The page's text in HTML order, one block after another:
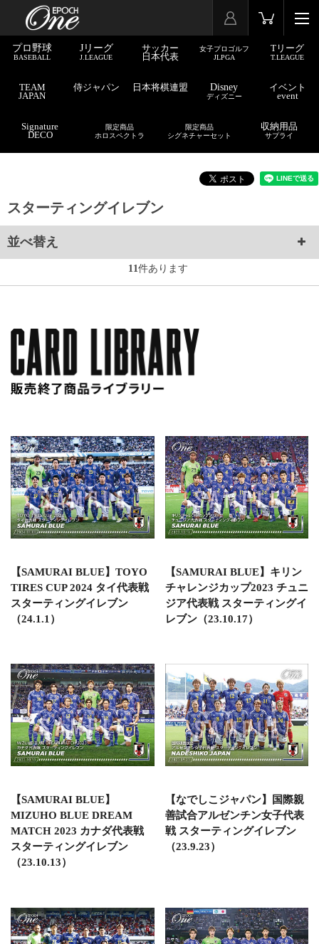
プロ野球
BASEBALL
Jリーグ
J.LEAGUE
サッカー
日本代表
女子プロゴルフ
JLPGA
Tリーグ
T.LEAGUE
TEAM
JAPAN
侍ジャパン 日本将棋連盟 Disney
ディズニー
イベント
event
Signature
DECO
限定商品
ホロスペクトラ
限定商品
シグネチャーセット
収納用品
サプライ
スターティングイレブン
並べ替え
11件あります
【SAMURAI BLUE】TOYO
TIRES CUP 2024 タイ代表戦
スターティングイレブン
（24.1.1）
【SAMURAI BLUE】キリン
チャレンジカップ2023 チュニ
ジア代表戦 スターティングイ
レブン（23.10.17）
【SAMURAI BLUE】
MIZUHO BLUE DREAM
MATCH 2023 カナダ代表戦
スターティングイレブン
（23.10.13）
【なでしこジャパン】国際親
善試合アルゼンチン女子代表
戦 スターティングイレブン
（23.9.23）